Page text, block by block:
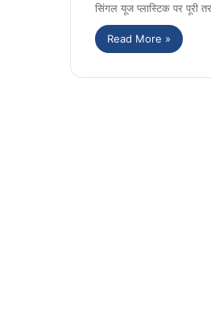
सिंगल यूज प्लास्टिक पर पूरी
Read More »